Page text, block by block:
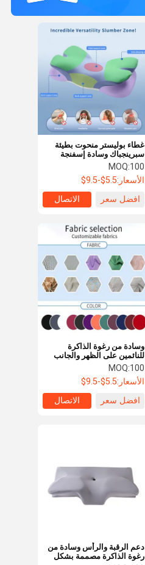
غطاء بوليستر منحوت بطيئة
سبرينجباك وسادة إسفنجة
المزيج المثالي للراحة والراحة
MOQ:100
الأسعار:5.5$-9.5$
افضل سعر
الاتصال
وسادة من رغوة الذاكرة
للنائمين على الظهر والجانب
سهلة العناية
MOQ:100
الأسعار:5.5$-9.5$
افضل سعر
الاتصال
دعم الرقبة والرأس وسادة من
رغوة الذاكرة مصممة بشكل